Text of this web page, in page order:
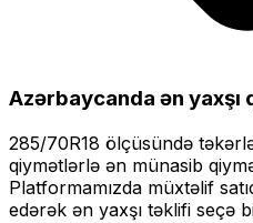
Azərbaycanda ən yaxşı
285/70R18 ölçüsündə
qiymətlərlə ən münasib
Platformamızda müxtəlif
edərək ən yaxşı təklifi seçə